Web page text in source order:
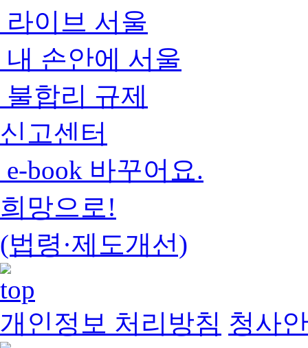
라이브 서울
내 손안에 서울
불합리 규제
신고센터
e-book 바꾸어요.
희망으로!
(법령·제도개선)
개인정보 처리방침 청사